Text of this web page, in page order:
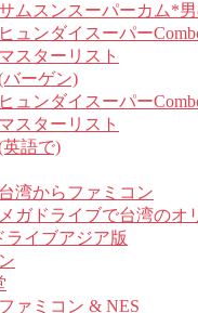
ムスンスーパーカム*
ヒュンダイスーパー
マスターリスト
バーゲン)
ヒュンダイスーパー
マスターリスト
英語で)
台湾からファミコン
メガドライブで台湾のオ
ライブアジア版
ファミコン & NES